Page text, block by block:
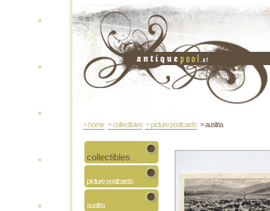
> home > collectibles > picture postcards> austria
collectibles
picture postcards
austria